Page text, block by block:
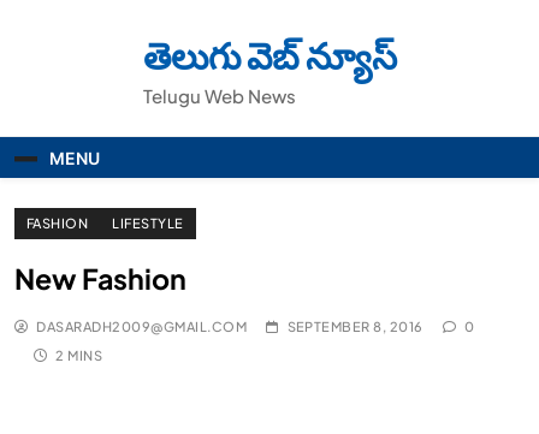
తెలుగు వెబ్ న్యూస్
Telugu Web News
MENU
FASHION LIFESTYLE
New Fashion
DASARADH2009@GMAIL.COM SEPTEMBER 8, 2016
0
2 MINS